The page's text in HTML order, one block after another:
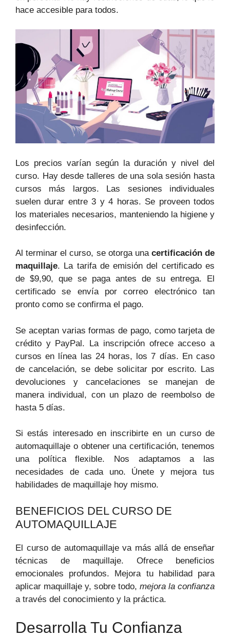
hace accesible para todos.
Los precios varían según la duración y nivel del
curso. Hay desde talleres de una sola sesión hasta
cursos más largos. Las sesiones individuales
suelen durar entre 3 y 4 horas. Se proveen todos
los materiales necesarios, manteniendo la higiene y
desinfección.
Al terminar el curso, se otorga una certificación de
maquillaje. La tarifa de emisión del certificado es
de $9,90, que se paga antes de su entrega. El
certificado se envía por correo electrónico tan
pronto como se confirma el pago.
Se aceptan varias formas de pago, como tarjeta de
crédito y PayPal. La inscripción ofrece acceso a
cursos en línea las 24 horas, los 7 días. En caso
de cancelación, se debe solicitar por escrito. Las
devoluciones y cancelaciones se manejan de
manera individual, con un plazo de reembolso de
hasta 5 días.
Si estás interesado en inscribirte en un curso de
automaquillaje o obtener una certificación, tenemos
una política flexible. Nos adaptamos a las
necesidades de cada uno. Únete y mejora tus
habilidades de maquillaje hoy mismo.
BENEFICIOS DEL CURSO DE
AUTOMAQUILLAJE
El curso de automaquillaje va más allá de enseñar
técnicas de maquillaje. Ofrece beneficios
emocionales profundos. Mejora tu habilidad para
aplicar maquillaje y, sobre todo, mejora la confianza
a través del conocimiento y la práctica.
Desarrolla Tu Confianza